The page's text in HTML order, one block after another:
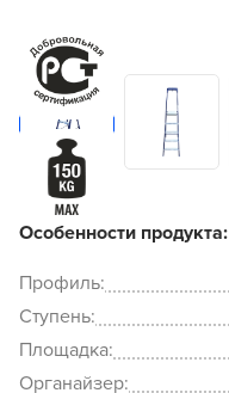
Особенности продукта:
Профиль:
Ступень:
Площадка:
Органайзер: